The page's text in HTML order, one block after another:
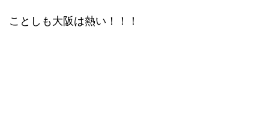
ことしも大阪は熱い！！！